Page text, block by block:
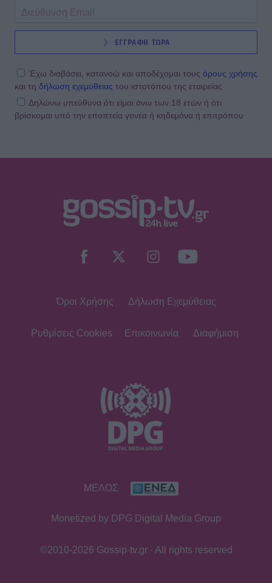
MEDIA
Δύο μαύρα πουκάμισα spoiler: Η
θαμμένο μυστικό από την Κρήτη
SHOWBIZ
Κρίνο και Αγκάθι Spoiler: Η νύφη-
κρυμμένο μαχαίρι και η αιματηρή
εποχή που ντροπιάζει το ανθρώπινο
Μαρία Ηλιάκη: Το makeup των
διακοπών, η αμφιβολία & η
αντίδραση στην απάντηση του
ηλιοβασίλεμα» - Η Καινούργιου με
σικ λευκό φόρεμα αγκαλιά με την
ΕΓΓΡΑΦΗ ΤΩΡΑ
Έχω διαβάσει, κατανοώ και αποδέχομαι τους όρους χρήσης
και τη δήλωση εχεμύθειας του ιστοτόπου της εταιρείας
Δηλώνω υπεύθυνα ότι είμαι άνω των 18 ετών ή ότι
βρίσκομαι υπό την εποπτεία γονέα ή κηδεμόνα ή επιτρόπου
Όροι Χρήσης Δήλωση Εχεμύθειας
Ρυθμίσεις Cookies Επικοινωνία Διαφήμιση
ΜΕΛΟΣ
Monetized by DPG Digital Media Group
©2010-2026 Gossip-tv.gr - All rights reserved